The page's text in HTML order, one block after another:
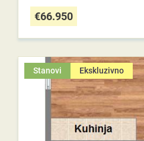
€66.950
Stanovi Ekskluzivno